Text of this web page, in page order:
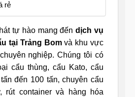
rẻ
tự hào mang đếndịch vụ
tại Trảng Bomvà khu vực
nghiệp. Chúng tôi có
cẩu thùng, cẩu Kato, cẩu
đến 100 tấn, chuyên cẩu
rút container và hàng hóa